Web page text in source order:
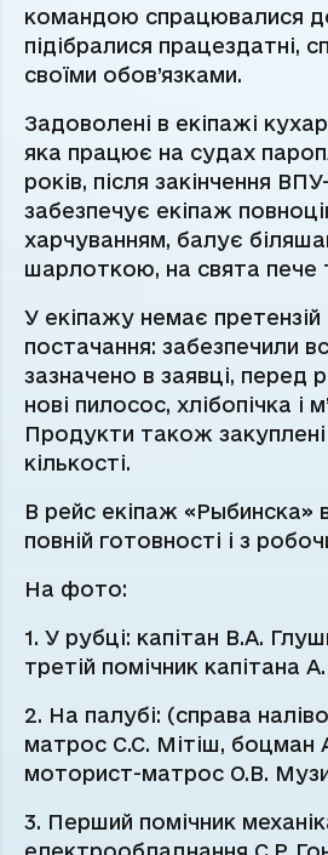
командою спрацювалися
підібралися працездатні,
своїми обов’язками.
Задоволені в екіпажі
яка працює на судах
років, після закінчення
забезпечує екіпаж
харчуванням, балує
шарлоткою, на свята пече
У екіпажу немає
постачання: забезпечили
зазначено в заявці, перед
нові пилосос, хлібопічка і
Продукти також закуплені
кількості.
В рейс екіпаж «Рыбинска»
повній готовності і з
На фото:
1. У рубці: капітан В.А.
третій помічник капітана
2. На палубі: (справа
матрос С.С. Мітіш, боцман
моторист-матрос О.В.
3. Перший помічник
електрообладнання С.Р.